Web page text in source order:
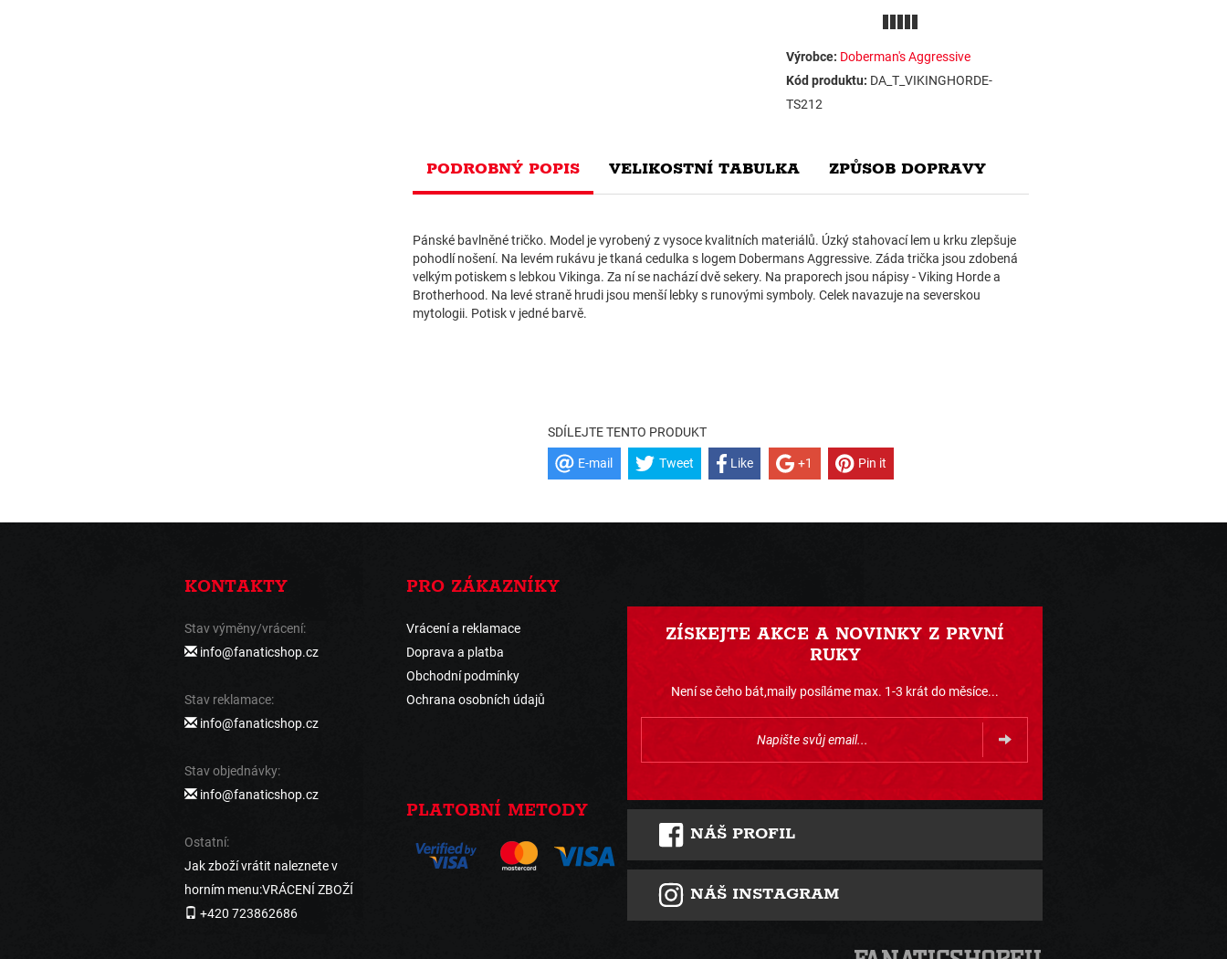
Výrobce: Doberman's Aggressive
Kód produktu: DA_T_VIKINGHORDE-
TS212
PODROBNÝ POPIS VELIKOSTNÍ TABULKA ZPŮSOB DOPRAVY
Pánské bavlněné tričko. Model je vyrobený z vysoce kvalitních materiálů. Úzký stahovací lem u krku zlepšuje
pohodlí nošení. Na levém rukávu je tkaná cedulka s logem Dobermans Aggressive. Záda trička jsou zdobená
velkým potiskem s lebkou Vikinga. Za ní se nachází dvě sekery. Na praporech jsou nápisy - Viking Horde a
Brotherhood. Na levé straně hrudi jsou menší lebky s runovými symboly. Celek navazuje na severskou
mytologii. Potisk v jedné barvě.
SDÍLEJTE TENTO PRODUKT
E-mail Tweet Like +1 Pin it
KONTAKTY
Stav výměny/vrácení:
info@fanaticshop.cz
Stav reklamace:
info@fanaticshop.cz
Stav objednávky:
info@fanaticshop.cz
Ostatní:
Jak zboží vrátit naleznete v
horním menu:VRÁCENÍ ZBOŽÍ
+420 723862686
PRO ZÁKAZNÍKY
Vrácení a reklamace
Doprava a platba
Obchodní podmínky
Ochrana osobních údajů
PLATOBNÍ METODY
ZÍSKEJTE AKCE A NOVINKY Z PRVNÍ
RUKY
Není se čeho bát,maily posíláme max. 1-3 krát do měsíce...
NÁŠ PROFIL
NÁŠ INSTAGRAM